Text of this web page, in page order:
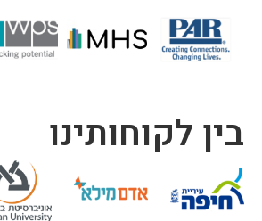
בין לקוחותינו